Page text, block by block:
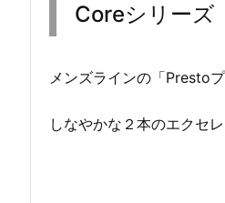
Coreシリーズ
メンズラインの「Presto
しなやかな２本のエクセ